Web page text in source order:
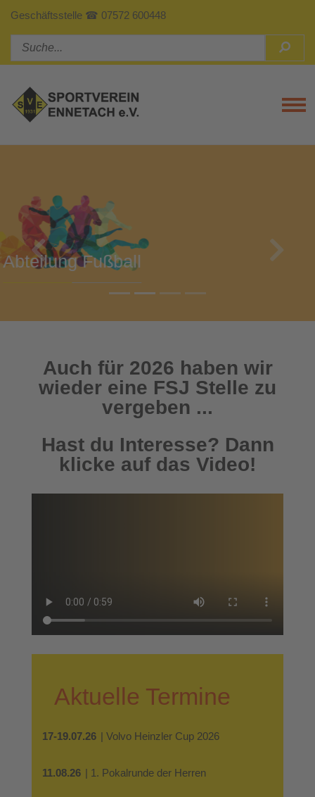
Geschäftsstelle ☎ 07572 600448
Abteilung Turnen
Previous
Auch für 2026 haben wir
wieder eine FSJ Stelle zu
vergeben ...
Hast du Interesse? Dann
klicke auf das Video!
Aktuelle Termine
17-19.07.26 | Volvo Heinzler Cup 2026
11.08.26 | 1. Pokalrunde der Herren